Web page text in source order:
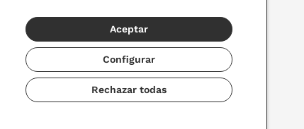
© 2026 Visionlab
Aceptar
Configurar
Rechazar todas